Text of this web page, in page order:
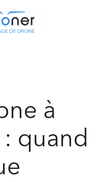
à
quand